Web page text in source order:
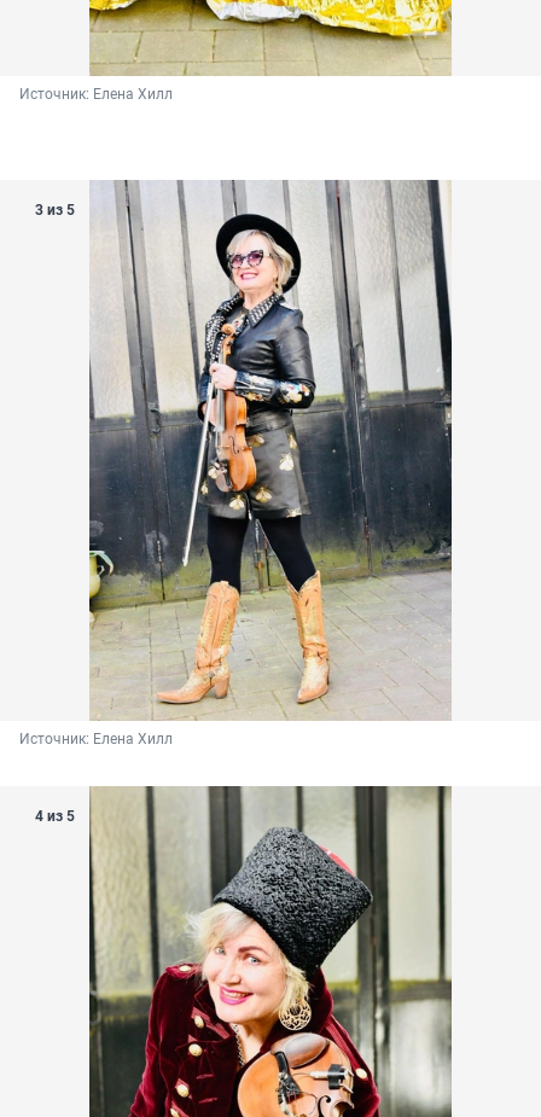
Источник: Елена Хилл
3 из 5
Источник: Елена Хилл
4 из 5